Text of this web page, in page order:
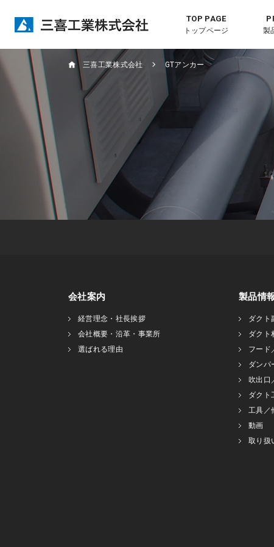
トップページ 製
三喜工業株式会社 GTアンカー
会社案内
経営理念・社長挨拶
会社概要・沿革・事業所
選ばれる理由
製品情
ダクト
ダクト
フード
ダンパ
吹出口
ダクト
工具／
動画
取り扱